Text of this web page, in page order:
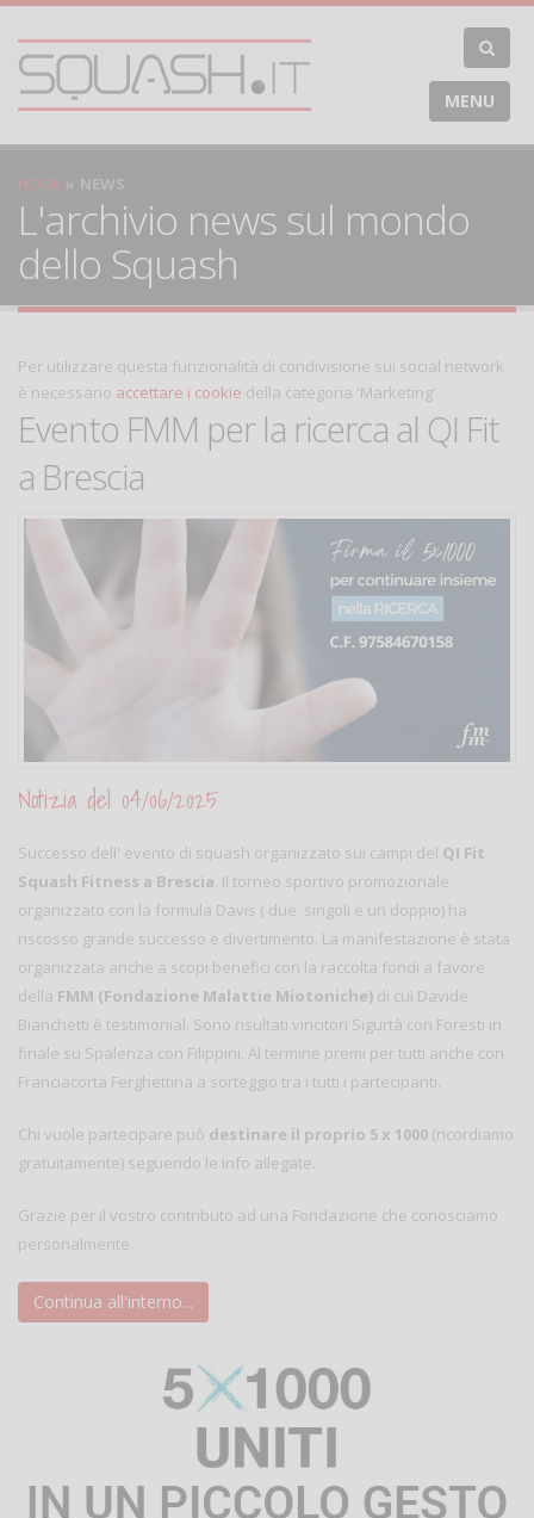
MENU
HOME NEWS
L'archivio news sul mondo
dello Squash
Per utilizzare questa funzionalità di condivisione sui social network
è necessario accettare i cookie della categoria 'Marketing'
Evento FMM per la ricerca al QI Fit
a Brescia
Notizia del 04/06/2025
Successo dell' evento di squash organizzato sui campi del QI Fit
Squash Fitness a Brescia. Il torneo sportivo promozionale
organizzato con la formula Davis ( due singoli e un doppio) ha
riscosso grande successo e divertimento. La manifestazione è stata
organizzata anche a scopi benefici con la raccolta fondi a favore
della FMM (Fondazione Malattie Miotoniche) di cui Davide
Bianchetti è testimonial. Sono risultati vincitori Sigurtà con Foresti in
finale su Spalenza con Filippini. Al termine premi per tutti anche con
Franciacorta Ferghettina a sorteggio tra i tutti i partecipanti.
Chi vuole partecipare può destinare il proprio 5 x 1000 (ricordiamo
gratuitamente) seguendo le info allegate.
Grazie per il vostro contributo ad una Fondazione che conosciamo
personalmente.
Continua all'interno...